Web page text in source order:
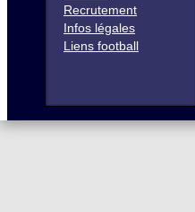
Recrutement
Infos légales
Liens football